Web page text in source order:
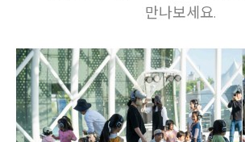
만나보세요.